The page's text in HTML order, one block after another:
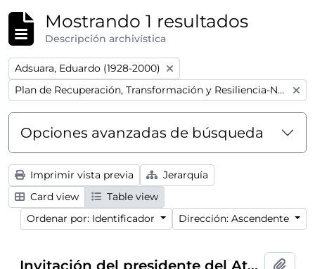
Mostrando 1 resultados
Descripción archivística
Remove filter:
Adsuara, Eduardo (1928-2000)
Remove filter:
Plan de Recuperación, Transformación y Resiliencia-Next GenerationEU
Opciones avanzadas de búsqueda
Imprimir vista previa
Jerarquía
Card view
Table view
Ordenar por: Identificador
Dirección: Ascendente
Invitación del presidente del Ateneo de Madrid para la conferencia "Alexis Carrel, ese desconocido" ofrecida por Eduardo Adsuara, celebrada el 18 de junio de 1954